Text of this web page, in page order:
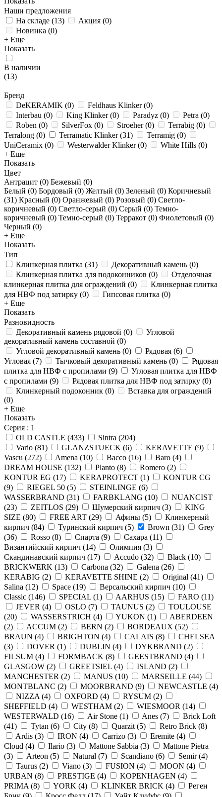
Наши предложения
На складе (13) Акция (0)
Новинка (0)
+ Еще
Показать
В наличии
(13)
Бренд
DeKERAMIK (0) Feldhaus Klinker(0)
Interbau (0) King Klinker(0) Paradyz (0) Petra (0)
Roben (0) SilverFox (0) Stroeher(0) Terrabig (0)
Terralong (0) Terramatic Klinker(31) Terramig (0)
UniCeramix (0) Westerwalder Klinker(0) White Hills (0)
+ Еще
Показать
Цвет
Антрацит (0) Бежевый (0)
Белый (0) Бордовый (0) Желтый (0) Зеленый (0) Коричневый
(31) Красный (0) Оранжевый (0) Розовый (0) Светло-
коричневый (0) Светло-серый (0) Серый (0) Темно-
коричневый (0) Темно-серый (0) Терракот (0) Фиолетовый (0)
Черный (0)
+ Еще
Показать
Тип
Клинкерная плитка (31) Декоративный камень (0)
Клинкерная плитка для подоконников (0)
Отделочная
клинкерная плитка для ограждений (0)
Клинкерная плитка
для НВФ под затирку (0) Гипсовая плитка (0)
+ Еще
Показать
Разновидность
Декоративный камень рядовой (0)
Угловой
декоративный камень составной (0)
Угловой декоративный камень (0) Рядовая (6)
Угловая (7) Тычковый декоративный камень (0)
Рядовая
плитка для НВФ с пропилами (9)
Угловая плитка для НВФ
с пропилами (9) Рядовая плитка для НВФ под затирку (0)
Клинкерный подоконник (0)
Вставка для ограждений
(0)
+ Еще
Показать
Серия : 1
OLD CASTLE (433) Sintra (204)
Vario (81) GLANZSTUECK (6) KERAVETTE (9)
Vascu (272) Amena (10) Bacco (16) Baro (4)
DREAM HOUSE (132) Planto (8) Romero (2)
KONTUR EG (17) KERAPROTECT (1)
KONTUR СG
(9) RIEGEL 50 (5) STEINLINGE (6)
WASSERBRAND (31) FARBKLANG (10)
NUANCIST
(23) ZEITLOS (29) Шумерский кирпич (3)
KING
SIZE (80) FREE ART (29) Афины (5)
Клинкерный
кирпич (84) Туринский кирпич (5) Brown (31)
Grey
(36) Rosso (8) Спарта (9) Сахара (11)
Византийский кирпич (14) Олимпия (3)
Скандинавский кирпич (17) Accudo (32) Black (10)
BRICKWERK (13) Carbona (32) Galena (26)
KERABIG (2) KERAVETTE SHINE (2) Original (41)
Salina (12) Space (19) Версальский кирпич (10)
Classic (146) SPECIAL (1) AARHUS (15) FARO (11)
JEVER (4) OSLO (7) TAUNUS (2)
TOULOUSE
(20) WASSERSTRICH (4) YUKON (1)
ABERDEEN
(2) ACCUM (2) BERN (2) BORDEAUX (52)
BRAUN (4) BRIGHTON (4) CALAIS (8)
CHELSEA
(3) DOVER (1) DUBLIN (4) DYKBRAND (2)
FILSUM (4) FORMBACK (8) GEESTBRAND (4)
GLASGOW (2) GREETSIEL (4) ISLAND (2)
MANCHESTER (2) MANUS (10) MARSEILLE (44)
MONTBLANC (2) MOORBRAND (9) NEWCASTLE (4)
NIZZA (4) OXFORD (4) RYSUM (2)
SHEFFIELD (4) WESTHAM (2) WIESMOOR (14)
WESTERWALD (16) Air Stone (1) Anes (7)
Brick Loft
(41) Tytan (6) City (8) Quarzit (5) Retro Brick (8)
Ardis (3) IRON (4) Carrizo (3) Eremite (4)
Cloud (4) Ilario (3) Mattone Sabbia (3)
Mattone Pietra
(3) Arteon (5) Natural (7) Scandiano (6) Semir(4)
Taurus (2) Viano (3) FUSION (4) MOON (4)
URBAN (8) PRESTIGE (4) KOPENHAGEN (4)
PRIMA (8) YORK (4) KLINKER BRICK (4)
Реген